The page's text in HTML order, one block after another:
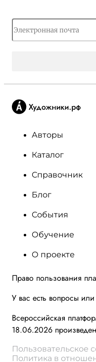
Авторы
Каталог
Справочник
Блог
События
Обучение
О проекте
Право пользования
У вас есть вопросы
Всероссийская
18.06.2026
Пользовательское
Политика в